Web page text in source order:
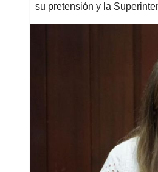
su pretensión y la